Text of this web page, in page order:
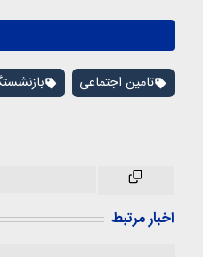
تامین اجتماعی
اخبار مرتبط